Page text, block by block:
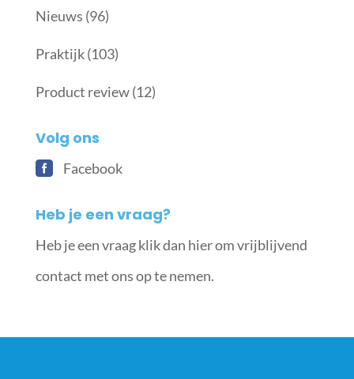
Nieuws (96)
Praktijk(103)
Product review(12)
Volg ons
Facebook
Heb je een vraag?
Heb je een vraag klik dan hier om vrijblijvend
contact met ons op te nemen.